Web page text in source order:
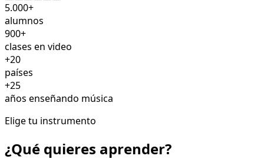
5.000+
alumnos
900+
clases en video
+20
países
+25
años enseñando música
Elige tu instrumento
¿Qué quieres aprender?